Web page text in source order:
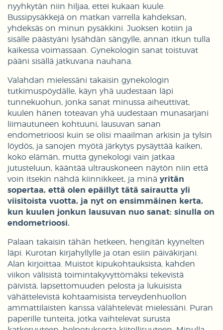
nyyhkytän niin hiljaa, ettei kukaan kuule.
Bussipysäkkejä on matkan varrella kahdeksan,
yhdeksäs on minun pysäkkini. Juoksen kotiin ja
sisälle päästyäni lysähdän sängylle, annan itkun tulla
kaikessa voimassaan. Gynekologin sanat toistuvat
pääni sisällä jatkuvana nauhana.
Valahdan mielessäni takaisin gynekologin
tutkimuspöydälle, käyn yhä uudestaan läpi
tunnekuohun, jonka sanat minussa aiheuttivat,
kuulen hänen toteavan yhä uudestaan munasarjani
liimautuneen kohtuuni, lausuvan sanan
endometrioosi kuin se olisi maailman arkisin ja tylsin
löydös, ja sanojen myötä järkytys pysäyttää kaiken,
koko elämän, mutta gynekologi vain jatkaa
jutusteluun, kääntää ultrauskoneen näytön niin että
voin itsekin nähdä kiinnikkeet, ja minä yritän
sopertaa, että olen epäillyt tätä sairautta yli
viisitoista vuotta, ja nyt on ensimmäinen kerta,
kun kuulen jonkun lausuvan nuo sanat: sinulla on
endometrioosi.
Palaan takaisin tähän hetkeen, hengitän kyynelten
läpi. Kurotan kirjahyllylle ja otan esiin päiväkirjani.
Alan kirjoittaa. Muistot kipukohtauksista, kahden
viikon välisistä toimintakyvyttömäksi tekevistä
päivistä, lapsettomuuden pelosta ja lukuisista
vähättelevistä kohtaamisista terveydenhuollon
ammattilaisten kanssa välähtelevät mielessäni. Puran
paperille tunteita, jotka vaihtelevat surusta